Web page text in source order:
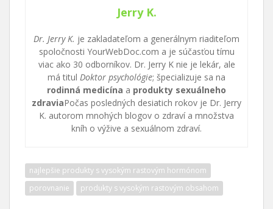
Jerry K.
Dr. Jerry K. je zakladateľom a generálnym riaditeľom
spoločnosti YourWebDoc.com a je súčasťou tímu
viac ako 30 odborníkov. Dr. Jerry K nie je lekár, ale
má titul Doktor psychológie; špecializuje sa na
rodinná medicína a produkty sexuálneho
zdraviaPočas posledných desiatich rokov je Dr. Jerry
K. autorom mnohých blogov o zdraví a množstva
kníh o výžive a sexuálnom zdraví.
najlepšie produkty s vysokým rastovým hormónom
porovnanie
produkty s vysokým rastovým obsahom